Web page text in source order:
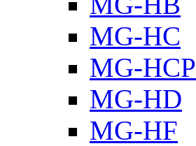
MG-HC
MG-HCP
MG-HD
MG-HF